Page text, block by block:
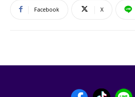
Facebook X